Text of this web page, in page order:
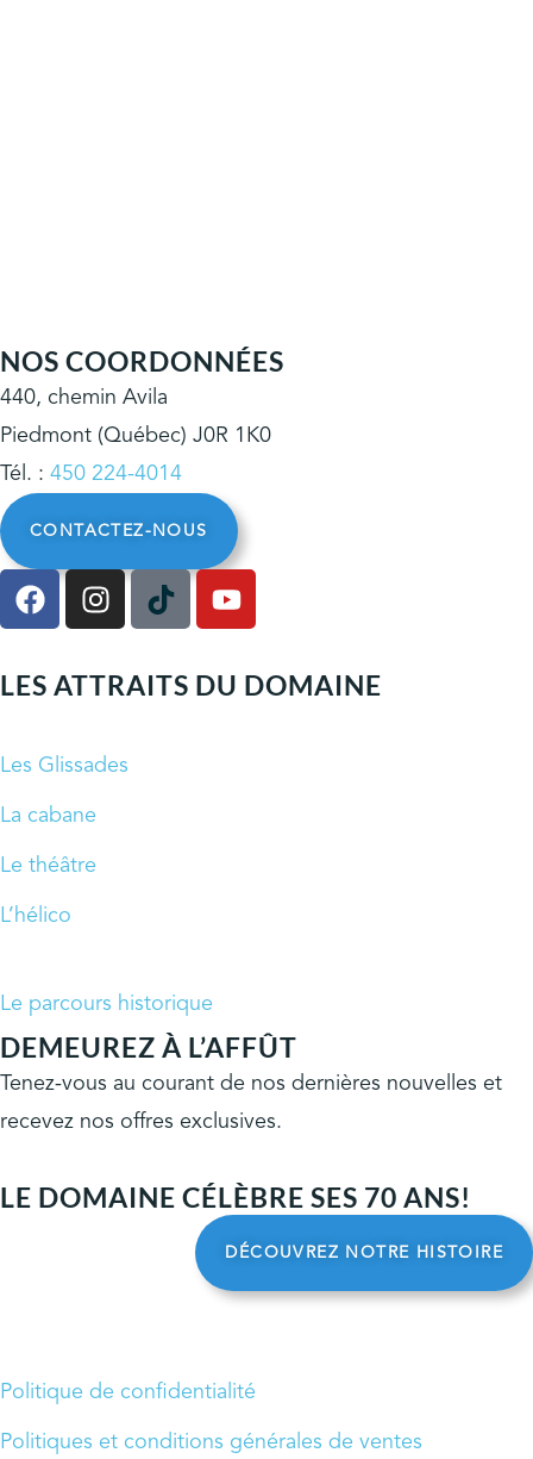
NOS COORDONNÉES
440, chemin Avila
Piedmont (Québec) J0R 1K0
Tél. : 450 224-4014
CONTACTEZ-NOUS
LES ATTRAITS DU DOMAINE
Les Glissades
La cabane
Le théâtre
L’hélico
Le parcours historique
DEMEUREZ À L’AFFÛT
Tenez-vous au courant de nos dernières nouvelles et
recevez nos offres exclusives.
LE DOMAINE CÉLÈBRE SES 70 ANS!
DÉCOUVREZ NOTRE HISTOIRE
Politique de confidentialité
Politiques et conditions générales de ventes